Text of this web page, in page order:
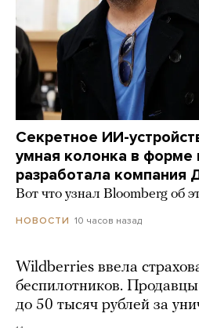
Секретное ИИ-
умная колонка в форме
разработала компания
Вот что узнал Bloomberg об
НОВОСТИ 10 часов назад
Wildberries ввела
беспилотников. Продавцы
до 50 тысяч рублей за